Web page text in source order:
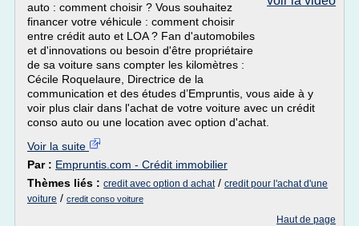
auto : comment choisir ? Vous souhaitez
financer votre véhicule : comment choisir
entre crédit auto et LOA ? Fan d'automobiles
et d'innovations ou besoin d'être propriétaire
de sa voiture sans compter les kilomètres :
Cécile Roquelaure, Directrice de la
communication et des études d’Empruntis, vous aide à y
voir plus clair dans l'achat de votre voiture avec un crédit
conso auto ou une location avec option d'achat.
Voir la suite
Par : Empruntis.com - Crédit immobilier
Thèmes liés : credit avec option d achat/ credit pour l'achat d'une
voiture / credit conso voiture
Haut de page